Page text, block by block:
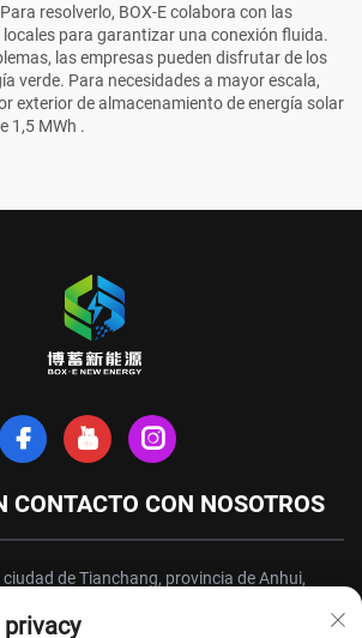
resolverlo, BOX-E colabora con las
para garantizar una conexión fluida.
las empresas pueden disfrutar de los
verde. Para necesidades a mayor escala,
exterior de almacenamiento de energía solar
1,5 MWh .
CONTACTO CON NOSOTROS
de Tianchang, provincia de Anhui,